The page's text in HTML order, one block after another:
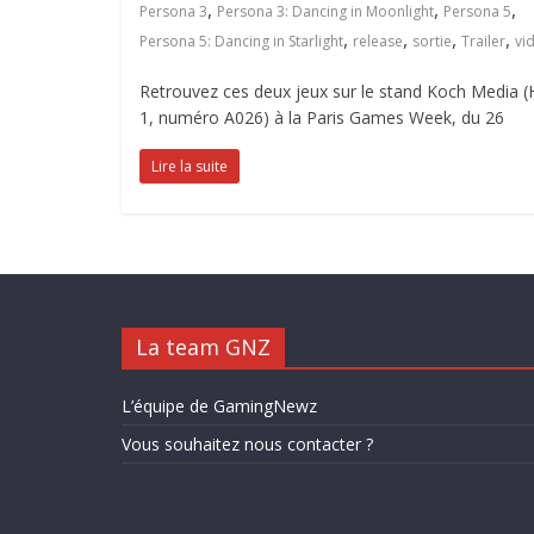
Persona 3, Persona 3: Dancing in Moonlight, Persona 5,
Persona 5: Dancing in Starlight, release, sortie, Trailer,
Retrouvez ces deux jeux sur le stand Koch Media
1, numéro A026) à la Paris Games Week, du 26
Lire la suite
La team GNZ
L’équipe de GamingNewz
Vous souhaitez nous contacter ?